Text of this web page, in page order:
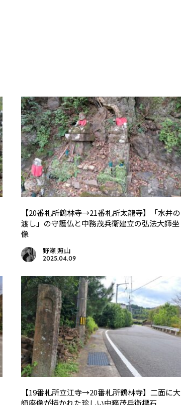
【20番札所鶴林寺→21番札所太龍寺】「水井の
渡し」の守護仏と中務茂兵衛建立の弘法大師坐
像
野瀬 照山
2025.04.09
【19番札所立江寺→20番札所鶴林寺】二面に大
師座像が描かれた珍しい中務茂兵衛標石